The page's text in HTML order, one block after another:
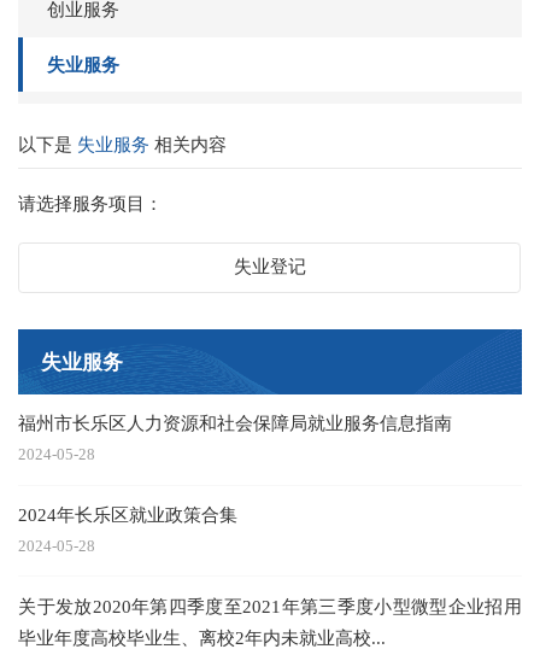
创业服务
失业服务
以下是 失业服务 相关内容
请选择服务项目：
失业登记
失业服务
福州市长乐区人力资源和社会保障局就业服务信息指南
2024-05-28
2024年长乐区就业政策合集
2024-05-28
关于发放2020年第四季度至2021年第三季度小型微型企业招用
毕业年度高校毕业生、离校2年内未就业高校...